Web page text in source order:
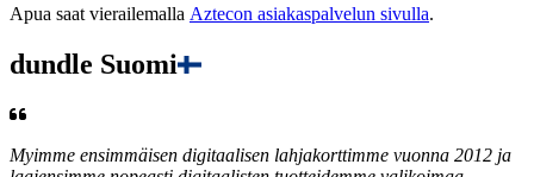
Apua saat vierailemalla Aztecon asiakaspalvelun sivulla.
dundle Suomi
Myimme ensimmäisen digitaalisen lahjakorttimme vuonna 2012 ja